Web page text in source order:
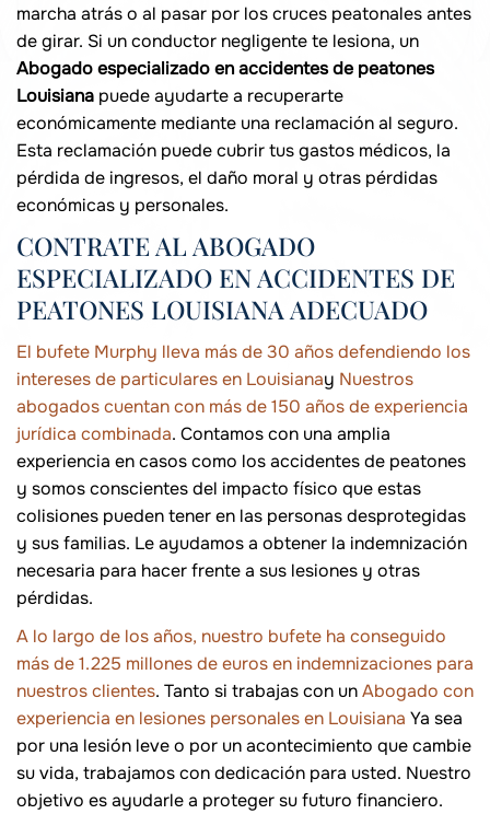
marcha atrás o al pasar por los cruces peatonales antes
de girar. Si un conductor negligente te lesiona, un
Abogado especializado en accidentes de peatones
Louisiana puede ayudarte a recuperarte
económicamente mediante una reclamación al seguro.
Esta reclamación puede cubrir tus gastos médicos, la
pérdida de ingresos, el daño moral y otras pérdidas
económicas y personales.
CONTRATE AL ABOGADO
ESPECIALIZADO EN ACCIDENTES DE
PEATONES LOUISIANA ADECUADO
El bufete Murphy lleva más de 30 años defendiendo los
intereses de particulares en Louisianay Nuestros
abogados cuentan con más de 150 años de experiencia
jurídica combinada. Contamos con una amplia
experiencia en casos como los accidentes de peatones
y somos conscientes del impacto físico que estas
colisiones pueden tener en las personas desprotegidas
y sus familias. Le ayudamos a obtener la indemnización
necesaria para hacer frente a sus lesiones y otras
pérdidas.
A lo largo de los años, nuestro bufete ha conseguido
más de 1.225 millones de euros en indemnizaciones para
nuestros clientes. Tanto si trabajas con unAbogado con
experiencia en lesiones personales en Louisiana Ya sea
por una lesión leve o por un acontecimiento que cambie
su vida, trabajamos con dedicación para usted. Nuestro
objetivo es ayudarle a proteger su futuro financiero.